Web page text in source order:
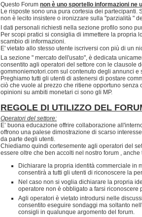
Questo Forum non è uno sportello informazioni ne
Le risposte sono una pura cortesia dei partecipanti.
non è lecito insistere o ironizzare sulla "parzialità "
I dati personali richiesti nella sezione profilo sono
Per scopi pratici si consiglia di immettere la propria
scambio di informazioni.
E' vietato allo stesso utente iscriversi con più di un
La sezione " mercato dell'usato", è dedicata
consentito agli operatori del settore con le clausole
gommoniemotori.com sul contenuto degli annunci e
Preghiamo tutti gli utenti di astenersi di postare
ciò che vuole al prezzo che ritiene opportuno
opinioni su ambiti monetari ci sono gli MP.
REGOLE DI UTILIZZO DEL
Operatori del settore:
E’ buona educazione offrire collaborazione
offrono una palese dimostrazione di scarso
da parte degli utenti.
Chiediamo quindi cortesemente agli operatori del
essere oltre che ben accolti nel nostro forum ,
Dichiarare la propria identità commerciale in
consentirà a tutti gli utenti di riconoscere la
Nel caso non si voglia dichiarare la propria
operatore non è obbligato a farsi riconoscere
Agli operatori è vietato introdursi nelle
consentito eseguire sondaggi ma soltanto
consigli in qualunque argomento del forum.